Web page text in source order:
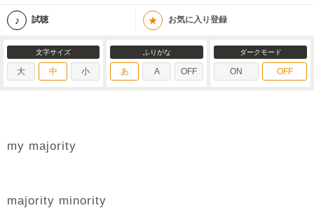
試聴 ★ お気に入り登録
文字サイズ
大 中 小
ふりがな
あ A OFF
ダークモード
ON OFF
my majority
majority minority